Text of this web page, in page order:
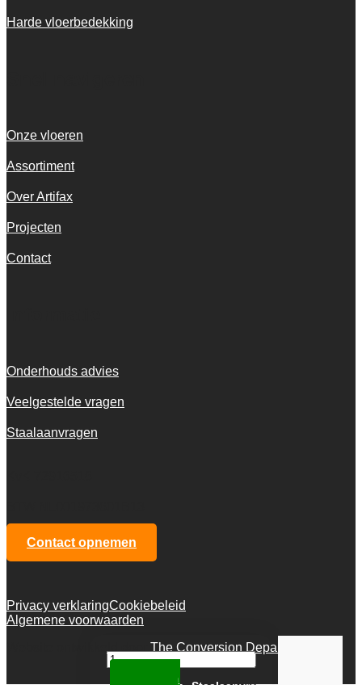
Crazy
4930Toevoegen
Harde vloerbedekking
Onze vloeren
Assortiment
Over Artifax
Projecten
Contact
Onderhouds advies
Veelgestelde vragen
Staalaanvragen
Contact opnemen
Privacy verklaringCookiebeleid
Algemene voorwaarden
The Conversion Department